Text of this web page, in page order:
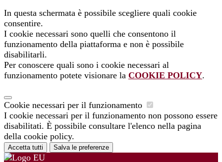
In questa schermata è possibile scegliere quali cookie
consentire.
I cookie necessari sono quelli che consentono il
funzionamento della piattaforma e non è possibile
disabilitarli.
Per conoscere quali sono i cookie necessari al
funzionamento potete visionare la COOKIE POLICY.
Cookie necessari per il funzionamento
I cookie necessari per il funzionamento non possono essere
disabilitati. È possibile consultare l'elenco nella pagina
della cookie policy.
Accetta tutti Salva le preferenze